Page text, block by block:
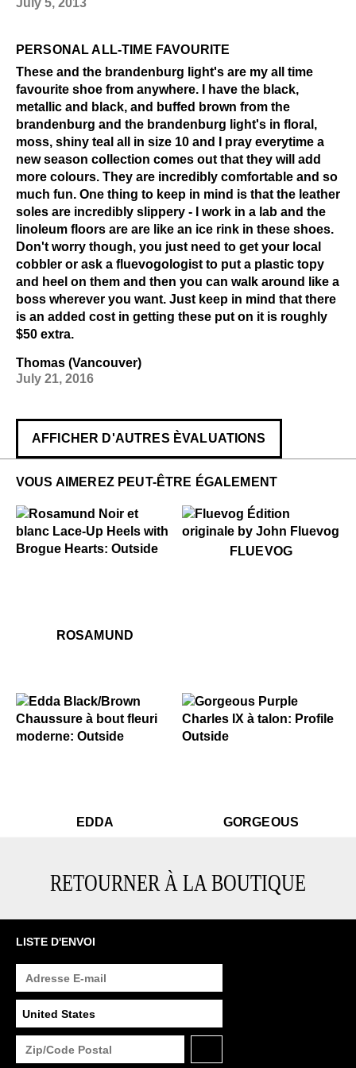
July 5, 2013
PERSONAL ALL-TIME FAVOURITE
These and the brandenburg light's are my all time
favourite shoe from anywhere. I have the black,
metallic and black, and buffed brown from the
brandenburg and the brandenburg light's in floral,
moss, shiny teal all in size 10 and I pray everytime a
new season collection comes out that they will add
more colours. They are incredibly comfortable and so
much fun. One thing to keep in mind is that the leather
soles are incredibly slippery - I work in a lab and the
linoleum floors are are like an ice rink in these shoes.
Don't worry though, you just need to get your local
cobbler or ask a fluevogologist to put a plastic topy
and heel on them and then you can walk around like a
boss wherever you want. Just keep in mind that there
is an added cost in getting these put on it is roughly
$50 extra.
Thomas (Vancouver)
July 21, 2016
AFFICHER D'AUTRES ÈVALUATIONS
VOUS AIMEREZ PEUT-ÊTRE ÉGALEMENT
ROSAMUND
FluevogFLUEVOG
EDDA GORGEOUS
RETOURNER À LA BOUTIQUE
LISTE D'ENVOI